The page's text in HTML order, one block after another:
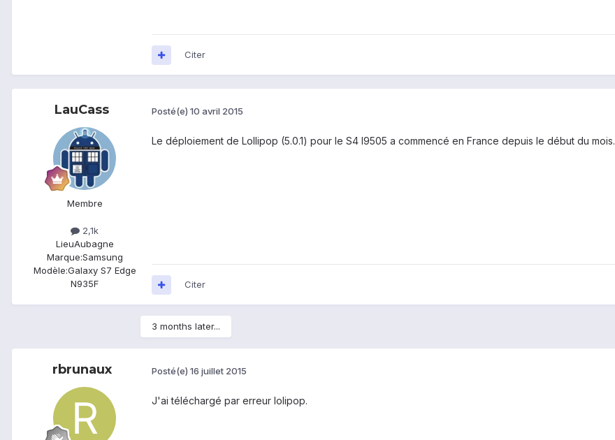
Citer
LauCass
Membre
2,1k
LieuAubagne
Marque:Samsung
Modèle:Galaxy S7 Edge
N935F
Posté(e) 10 avril 2015
Le déploiement de Lollipop (5.0.1) pour le S4 I9505 a commencé en France depuis le début du mois.
Citer
3 months later...
rbrunaux Posté(e) 16 juillet 2015
J'ai téléchargé par erreur lolipop.